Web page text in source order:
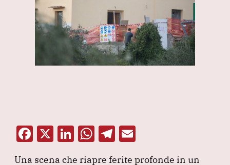
F X Li W T
Una scena che riapre ferite profonde in un